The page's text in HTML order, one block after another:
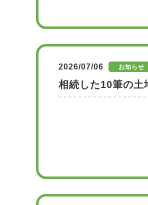
2026/07/06 お知らせ
相続した10筆の